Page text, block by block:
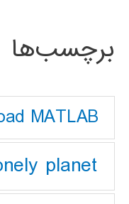
برچسب‌ها
MATLAB
planet